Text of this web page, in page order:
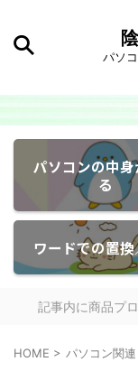
パソ
パソコンの中
る
ワードでの置
記事内に商品プ
HOME > パソコン関連